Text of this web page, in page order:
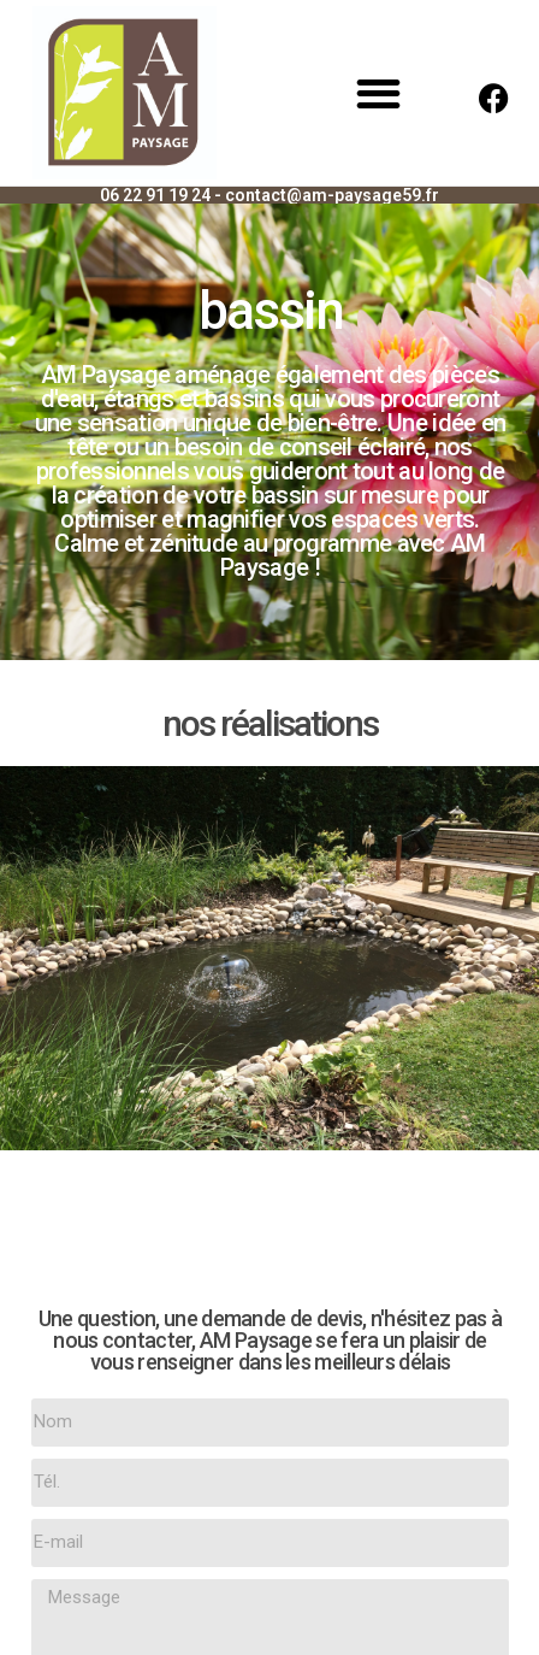
06 22 91 19 24 - contact@am-paysage59.fr
bassin
AM Paysage aménage également des pièces
d'eau, étangs et bassins qui vous procureront
une sensation unique de bien-être. Une idée en
tête ou un besoin de conseil éclairé, nos
professionnels vous guideront tout au long de
la création de votre bassin sur mesure pour
optimiser et magnifier vos espaces verts.
Calme et zénitude au programme avec AM
Paysage !
nos réalisations
Une question, une demande de devis, n'hésitez pas à
nous contacter, AM Paysage se fera un plaisir de
vous renseigner dans les meilleurs délais